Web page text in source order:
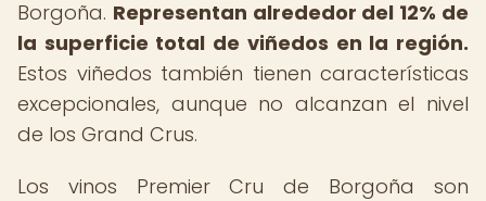
Borgoña. Representan alrededor del 12% de
la superficie total de viñedos en la región.
Estos viñedos también tienen características
excepcionales, aunque no alcanzan el nivel
de los Grand Crus.
Los vinos Premier Cru de Borgoña son